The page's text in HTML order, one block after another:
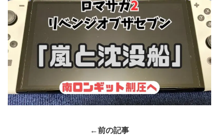
←前の記事